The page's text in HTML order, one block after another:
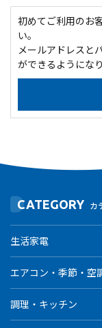
初めてご利用のお
い。
メールアドレスと
ができるようになり
CATEGORY カ
生活家電
エアコン・季節・空
調理・キッチン